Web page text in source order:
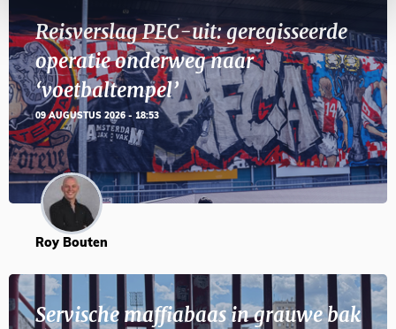
Reisverslag PEC-uit: geregisseerde
operatie onderweg naar
‘voetbaltempel’
09 AUGUSTUS 2026 - 18:53
Roy Bouten
Servische maffiabaas in grauwe bak